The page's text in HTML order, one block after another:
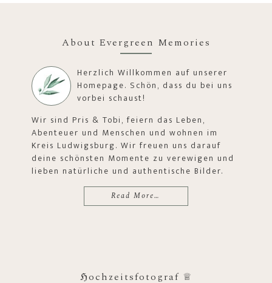
About Evergreen Memories
Herzlich Willkommen auf unserer
Homepage. Schön, dass du bei uns
vorbei schaust!
Wir sind Pris & Tobi, feiern das Leben,
Abenteuer und Menschen und wohnen im
Kreis Ludwigsburg. Wir freuen uns darauf
deine schönsten Momente zu verewigen und
lieben natürliche und authentische Bilder.
Read More…
ℌochzeitsfotograf ♕